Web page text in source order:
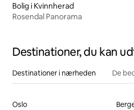
Bolig i Kvinnherad
Rosendal Panorama
Destinationer, du kan
Destinationer i nærheden De
Oslo